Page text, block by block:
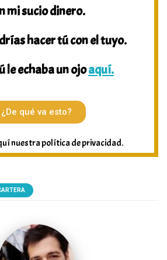
mi sucio dinero.
hacer tú con el tuyo.
le echaba un ojoaquí.
¿De qué va esto?
nuestra política de privacidad.